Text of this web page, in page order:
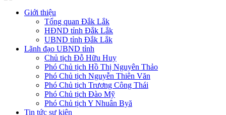
Giới thiệu
Tổng quan Đắk Lắk
HĐND tỉnh Đắk Lắk
UBND tỉnh Đắk Lắk
Lãnh đạo UBND tỉnh
Chủ tịch Đỗ Hữu Huy
Phó Chủ tịch Hồ Thị Nguyên Thảo
Phó Chủ tịch Nguyễn Thiên Văn
Phó Chủ tịch Trương Công Thái
Phó Chủ tịch Đào Mỹ
Phó Chủ tịch Y Nhuân Byă
Tin tức sự kiện